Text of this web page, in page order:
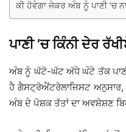
ਕੀ ਹੋਵੇਗਾ ਜੇਕਰ ਅੰਬ ਨੂੰ ਪਾਣੀ ’ਚ
ਪਾਣੀ ’ਚ ਕਿੰਨੀ ਦੇਰ
ਅੰਬ ਨੂੰ ਘੱਟੋ-ਘੱਟ ਅੱਧੇ ਘੰਟੇ ਤੱਕ ਪਾਣੀ
ਹੈ ਗੈਸਟ੍ਰੋਐਂਟਰੋਲਾਜਿਸਟ ਅਨੁਸਾਰ,
ਅੰਬ ਦੇ ਪੋਸ਼ਕ ਤੱਤਾਂ ਦਾ ਅਵਸ਼ੋਸ਼ਣ